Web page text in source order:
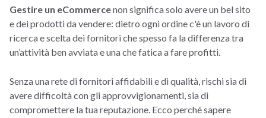
Gestire un eCommercenon significa solo avere un bel sito
e dei prodotti da vendere: dietro ogni ordine c'è un lavoro di
ricerca e scelta dei fornitori che spesso fa la differenza tra
un’attività ben avviata e una che fatica a fare profitti.
Senza una rete di fornitori affidabili e di qualità, rischi sia di
avere difficoltà con gli approvvigionamenti, sia di
compromettere la tua reputazione. Ecco perché sapere